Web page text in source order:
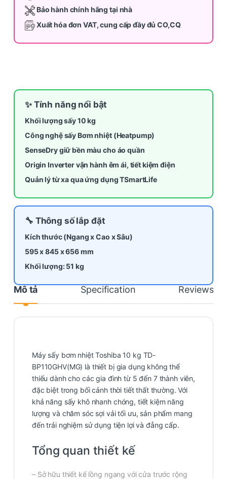
Bảo hành chính hãng tại nhà
Xuất hóa đơn VAT, cung cấp đầy đủ CO,CQ
✨ Tính năng nổi bật
Khối lượng sấy 10 kg
Công nghệ sấy Bơm nhiệt (Heatpump)
SenseDry giữ bền màu cho áo quần
Origin Inverter vận hành êm ái, tiết kiệm điện
Quản lý từ xa qua ứng dụng TSmartLife
🔧 Thông số lắp đặt
Kích thước (Ngang x Cao x Sâu)
595 x 845 x656mm
Khối lượng: 51 kg
Mô tả Specification Reviews
Máy sấy bơm nhiệtToshiba 10 kg TD-
BP110GHV(MG) là thiết bị gia dụng không thể
thiếu dành cho các gia đình từ 5 đến 7 thành viên,
đặc biệt trong bối cảnh thời tiết thất thường. Với
khả năng sấy khô nhanh chóng, tiết kiệm năng
lượng và chăm sóc sợi vải tối ưu, sản phẩm mang
đến trải nghiệm sử dụng tiện lợi và đẳng cấp.
Tổng quan thiết kế
– Sở hữu thiết kế lồng ngang với cửa trước rộng